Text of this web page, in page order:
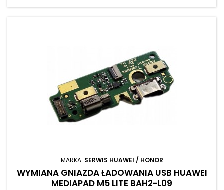
MARKA: SERWIS HUAWEI / HONOR
WYMIANA GNIAZDA ŁADOWANIA USB HUAWEI
MEDIAPAD M5 LITE BAH2-L09